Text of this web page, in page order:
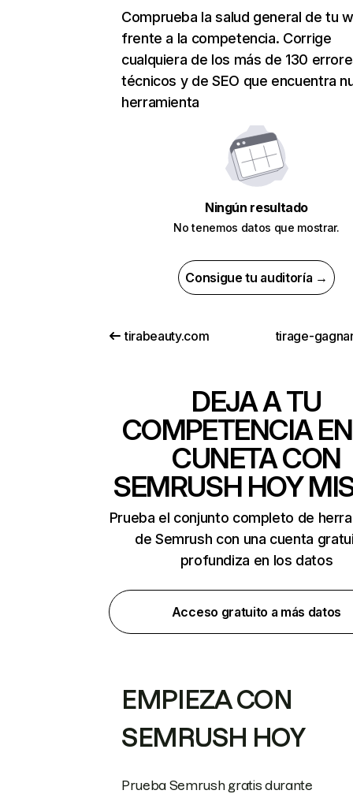
Comprueba la salud general de tu
frente a la competencia. Corrige
cualquiera de los más de 130
técnicos y de SEO que encuentra
herramienta
Ningún resultado
No tenemos datos que mostrar.
Consigue tu auditoría →
tirabeauty.com tirage-
DEJA A TU
COMPETENCIA
CUNETA CON
SEMRUSH HOY
Prueba el conjunto completo de
de Semrush con una cuenta
profundiza en los datos
Acceso gratuito a más datos
EMPIEZA CON
SEMRUSH HOY
Prueba Semrush gratis durante